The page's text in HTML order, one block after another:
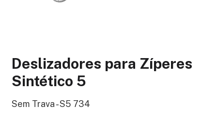
Deslizadores para Zíperes
Sintético 5
Sem Trava - S5 734